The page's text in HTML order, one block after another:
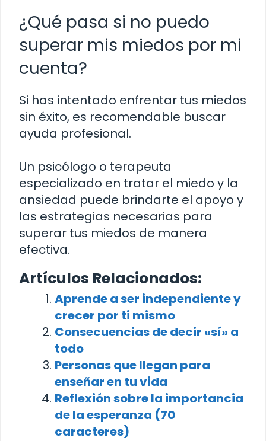
¿Qué pasa si no puedo
superar mis miedos por mi
cuenta?
Si has intentado enfrentar tus miedos
sin éxito, es recomendable buscar
ayuda profesional.
Un psicólogo o terapeuta
especializado en tratar el miedo y la
ansiedad puede brindarte el apoyo y
las estrategias necesarias para
superar tus miedos de manera
efectiva.
Artículos Relacionados:
Aprende a ser independiente y
crecer por ti mismo
Consecuencias de decir «sí» a
todo
Personas que llegan para
enseñar en tu vida
Reflexión sobre la importancia
de la esperanza (70
caracteres)